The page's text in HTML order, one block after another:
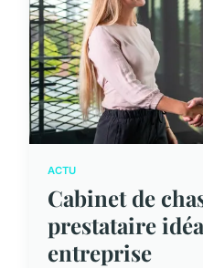
ACTU
Cabinet de
prestataire
entreprise